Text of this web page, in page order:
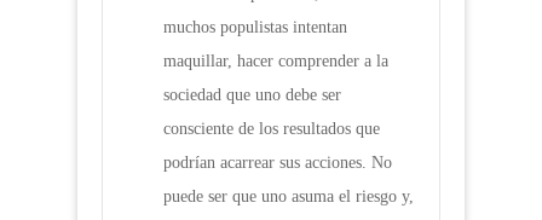
muchos populistas intentan
maquillar, hacer comprender a la
sociedad que uno debe ser
consciente de los resultados que
podrían acarrear sus acciones. No
puede ser que uno asuma el riesgo y,